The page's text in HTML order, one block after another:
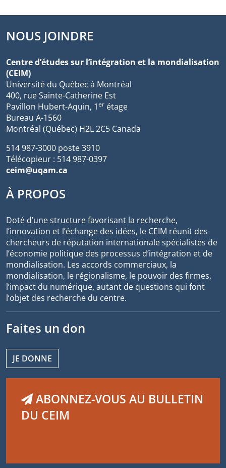
NOUS JOINDRE
Centre d’études sur l’intégration et la mondialisation
(CEIM)
Université du Québec à Montréal
400, rue Sainte-Catherine Est
Pavillon Hubert-Aquin, 1er étage
Bureau A-1560
Montréal (Québec) H2L 2C5 Canada
514 987-3000 poste 3910
Télécopieur : 514 987-0397
ceim@uqam.ca
À PROPOS
Doté d’une structure favorisant la recherche,
l’innovation et l’échange des idées, le CEIM réunit des
chercheurs de réputation internationale spécialistes de
l’économie politique des processus d’intégration et de
mondialisation. Les accords commerciaux, la
mondialisation, le régionalisme, le pouvoir des firmes,
l’impact du numérique, autant de questions qui font
l’objet des recherche du centre.
Faites un don
JE DONNE
ABONNEZ-VOUS AU BULLETIN
DU CEIM